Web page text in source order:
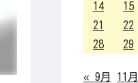
14
15
21
22
28
29
« 9月 11